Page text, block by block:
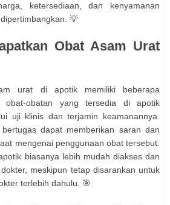
ketersediaan, dan kenyamanan
💡
Obat Asam Urat
urat di apotik memiliki beberapa
obat-obatan yang tersedia di apotik
uji klinis dan terjamin keamanannya.
dapat memberikan saran dan
mengenai penggunaan obat tersebut.
biasanya lebih mudah diakses dan
meskipun tetap disarankan untuk
terlebih dahulu. 🎯